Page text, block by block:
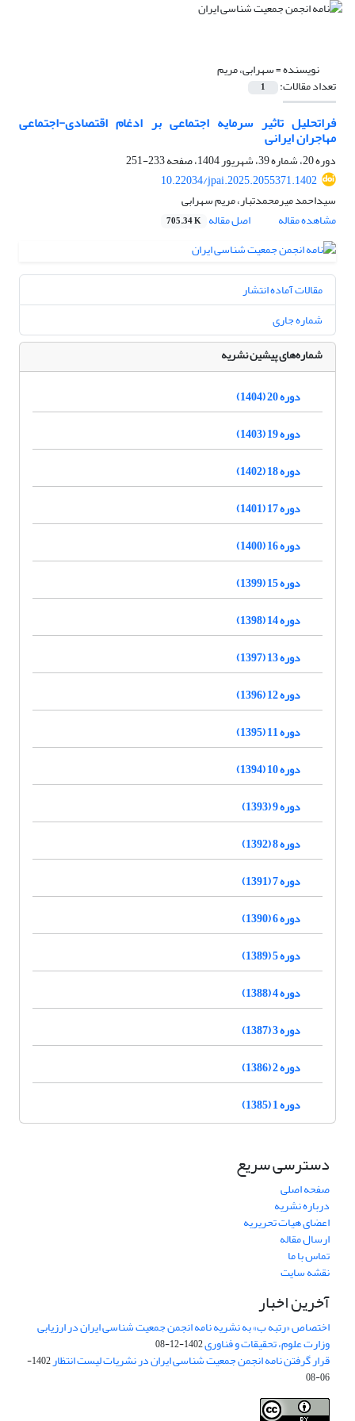
نویسنده =سهرابی، مریم
تعداد مقالات: 1
فراتحلیل تاثیر سرمایه اجتماعی بر ادغام اقتصادی-اجتماعی
مهاجران ایرانی
دوره 20، شماره 39، شهریور 1404، صفحه
233-251
10.22034/jpai.2025.2055371.1402
سیداحمد میرمحمدتبار، مریم سهرابی
مشاهده مقاله
اصل مقاله 705.34 K
مقالات آماده انتشار
شماره جاری
شماره‌های پیشین نشریه
دوره 20 (1404)
دوره 19 (1403)
دوره 18 (1402)
دوره 17 (1401)
دوره 16 (1400)
دوره 15 (1399)
دوره 14 (1398)
دوره 13 (1397)
دوره 12 (1396)
دوره 11 (1395)
دوره 10 (1394)
دوره 9 (1393)
دوره 8 (1392)
دوره 7 (1391)
دوره 6 (1390)
دوره 5 (1389)
دوره 4 (1388)
دوره 3 (1387)
دوره 2 (1386)
دوره 1 (1385)
دسترسی سریع
صفحه اصلی
درباره نشریه
اعضای هیات تحریریه
ارسال مقاله
تماس با ما
نقشه سایت
آخرین اخبار
اختصاص «رتبه ب» به نشریه نامه انجمن جمعیت شناسی ایران در ارزیابی
وزارت علوم، تحقیقات و فناوری1402-12-08
قرار گرفتن نامه انجمن جمعیت شناسی ایران در نشریات لیست انتظار
1402-
06-08